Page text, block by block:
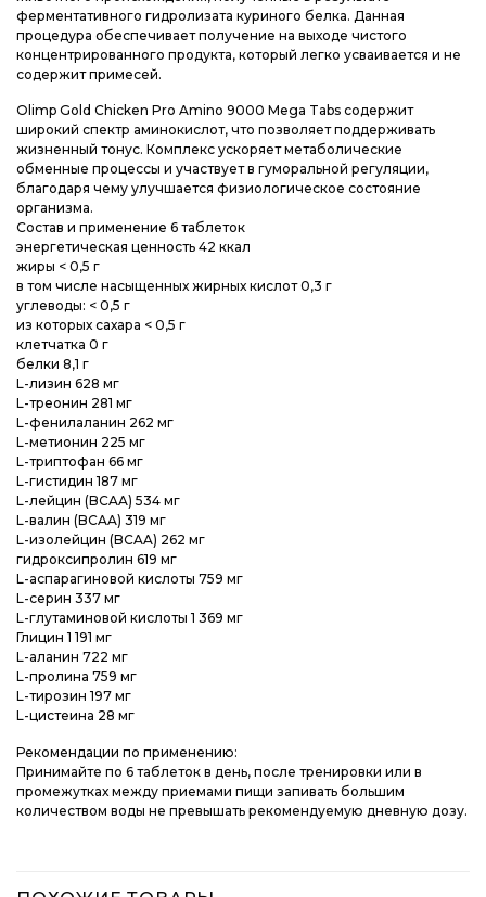
ферментативного гидролизата куриного белка. Данная
процедура обеспечивает получение на выходе чистого
концентрированного продукта, который легко усваивается и не
содержит примесей.
Olimp Gold Chicken Pro Amino 9000 Mega Tabs содержит
широкий спектр аминокислот, что позволяет поддерживать
жизненный тонус. Комплекс ускоряет метаболические
обменные процессы и участвует в гуморальной регуляции,
благодаря чему улучшается физиологическое состояние
организма.
Состав и применение 6 таблеток
энергетическая ценность 42 ккал
жиры < 0,5 г
в том числе насыщенных жирных кислот 0,3 г
углеводы: < 0,5 г
из которых сахара < 0,5 г
клетчатка 0 г
белки 8,1 г
L-лизин 628 мг
L-треонин 281 мг
L-фенилаланин 262 мг
L-метионин 225 мг
L-триптофан 66 мг
L-гистидин 187 мг
L-лейцин (BCAA) 534 мг
L-валин (BCAA) 319 мг
L-изолейцин (BCAA) 262 мг
гидроксипролин 619 мг
L-аспарагиновой кислоты 759 мг
L-серин 337 мг
L-глутаминовой кислоты 1 369 мг
Глицин 1 191 мг
L-аланин 722 мг
L-пролина 759 мг
L-тирозин 197 мг
L-цистеина 28 мг
Рекомендации по применению:
Принимайте по 6 таблеток в день, после тренировки или в
промежутках между приемами пищи запивать большим
количеством воды не превышать рекомендуемую дневную дозу.